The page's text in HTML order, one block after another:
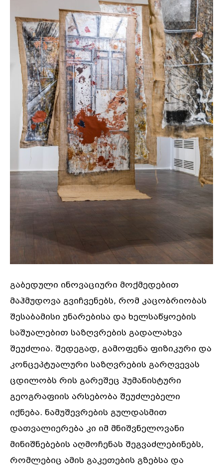
გაბედული ინოვაციური მოქმედებით
მაჰმუდოვა გვიჩვენებს, რომ კაცობრიობას
შესაბამისი უნარებისა და ხელსაწყოების
საშუალებით საზღვრების გადალახვა
შეუძლია. შედეგად, გამოფენა ფიზიკური და
კონცეპტუალური საზღვრების გარღვევას
ცდილობს რის გარეშეც ჰუმანისტური
გეოგრაფიის არსებობა შეუძლებელი
იქნება. ნამუშევრების გულდასმით
დათვალიერება კი იმ მნიშვნელოვანი
მინიშნებების აღმოჩენას შეგვაძლებინებს,
რომლებიც ამის გაკეთების გზებსა და